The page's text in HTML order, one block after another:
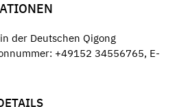
der Deutschen Qigong
+49152 34556765, E-